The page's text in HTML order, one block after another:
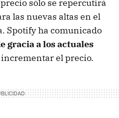
sólo se repercutirá
las nuevas altas en el
Spotify ha comunicado
gracia a los actuales
incrementar el precio.